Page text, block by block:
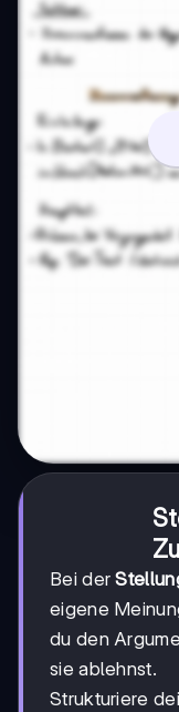
Bei der
eigene
du den
sie ablehnst.
Strukturiere